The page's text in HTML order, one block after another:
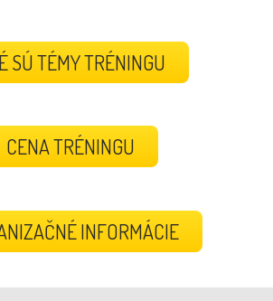
SÚ TÉMY TRÉNINGU
CENA TRÉNINGU
INFORMÁCIE